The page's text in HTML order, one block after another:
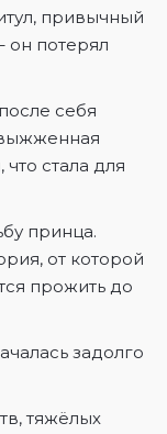
привычный
он потерял
себя
стала для
принца.
от которой
прожить до
задолго
тяжёлых